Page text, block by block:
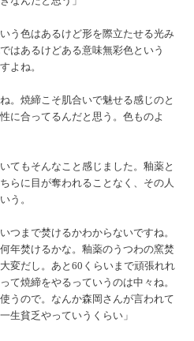
う色はあるけど形を際立たせる光み
はあるけどある意味無彩色という
よね。
。焼締こそ肌合いで魅せる感じのと
に合ってるんだと思う。色ものよ
もそんなこと感じました。釉薬と
らに目が奪われることなく、その人
う。
つまで焚けるかわからないですね。
年焚けるかな。釉薬のうつわの窯焚
変だし。あと60くらいまで頑張れれ
て焼締をやるっていうのは中々ね。
うので。なんか森岡さんが言われて
生貧乏やっていうくらい」